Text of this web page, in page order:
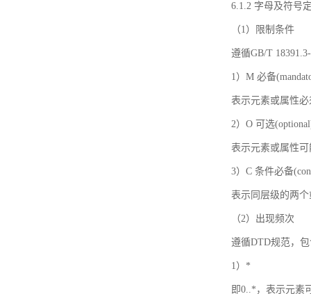
6.1.2 字母及符号
（1）限制条件
遵循GB/T
1）M 必备
表示元素或属性
2）O 可选
表示元素或属性
3）C 条件必备
表示同层级的两
（2）出现频次
遵循DTD规范，
1）*
即0..*，表示元素